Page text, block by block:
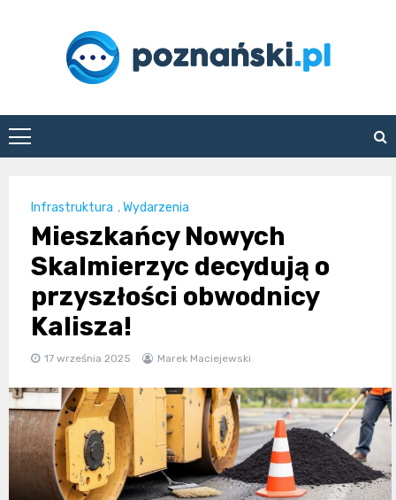
poznanski.pl
Infrastruktura ,Wydarzenia
Mieszkańcy Nowych
Skalmierzyc decydują o
przyszłości obwodnicy
Kalisza!
17 września 2025 Marek Maciejewski